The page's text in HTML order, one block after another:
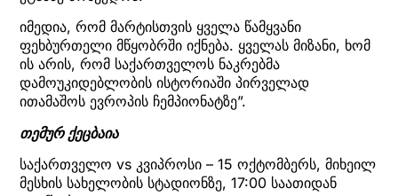
იმედია, რომ მარტისთვის ყველა წამყვანი
ფეხბურთელი მწყობრში იქნება. ყველას მიზანი, ხომ
ის არის, რომ საქართველოს ნაკრებმა
დამოუკიდებლობის ისტორიაში პირველად
ითამაშოს ევროპის ჩემპიონატზე”.
თემურ ქეცბაია
საქართველო vs კვიპროსი – 15 ოქტომბერს, მიხეილ
მესხის სახელობის სტადიონზე, 17:00 საათიდან